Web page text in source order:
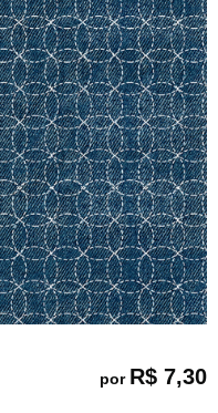
por R$ 7,30